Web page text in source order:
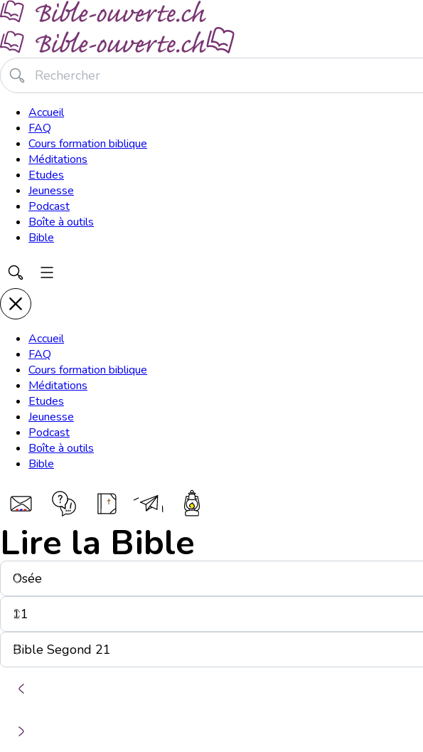
Accueil
FAQ
Cours formation biblique
Méditations
Etudes
Jeunesse
Podcast
Boîte à outils
Bible
Accueil
FAQ
Cours formation biblique
Méditations
Etudes
Jeunesse
Podcast
Boîte à outils
Bible
Lire la Bible